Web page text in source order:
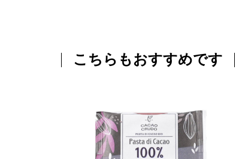
こちらもおすすめです